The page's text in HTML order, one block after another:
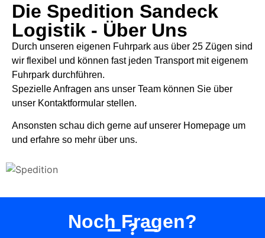
Die Spedition Sandeck
Logistik - Über Uns
Durch unseren eigenen Fuhrpark aus über 25 Zügen sind
wir flexibel und können fast jeden Transport mit eigenem
Fuhrpark durchführen.
Spezielle Anfragen ans unser Team können Sie über
unser Kontaktformular stellen.
Ansonsten schau dich gerne auf unserer Homepage um
und erfahre so mehr über uns.
Noch Fragen?